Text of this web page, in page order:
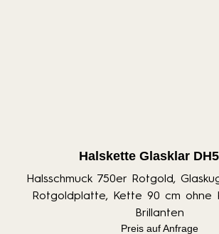
Halskette Glasklar
Halsschmuck 750er Rotgold,
Rotgoldplatte, Kette 90 cm ohne
Brillanten
Preis auf Anfrage